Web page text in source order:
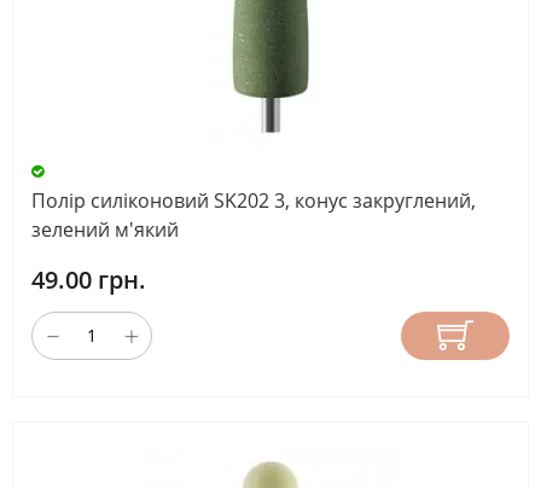
Полір силіконовий SK202 3, конус закруглений,
зелений м'який
49.00 грн.